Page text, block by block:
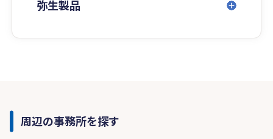
弥生製品
周辺の事務所を探す